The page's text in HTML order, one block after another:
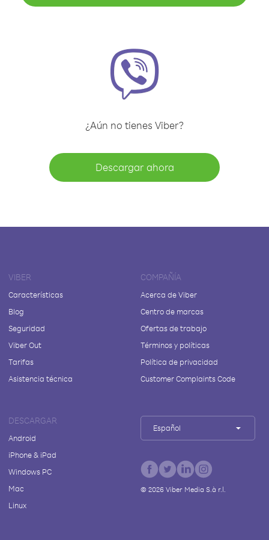
¿Aún no tienes Viber?
Descargar ahora
VIBER
Características
Blog
Seguridad
Viber Out
Tarifas
Asistencia técnica
COMPAÑÍA
Acerca de Viber
Centro de marcas
Ofertas de trabajo
Términos y políticas
Política de privacidad
Customer Complaints Code
DESCARGAR
Android
iPhone & iPad
Windows PC
Mac
Linux
Español
© 2026Viber Media S.à r.l.